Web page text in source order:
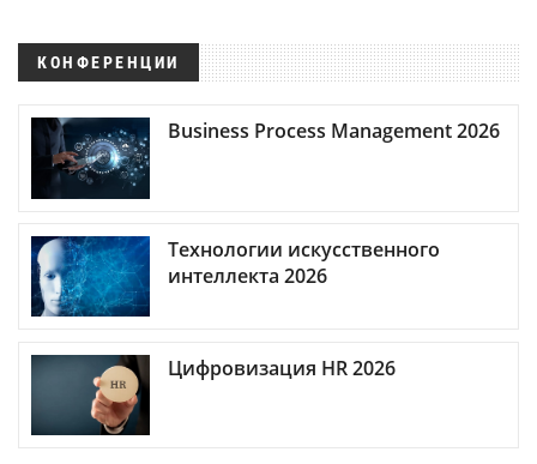
КОНФЕРЕНЦИИ
Business Process Management 2026
Технологии искусственного
интеллекта 2026
Цифровизация HR 2026